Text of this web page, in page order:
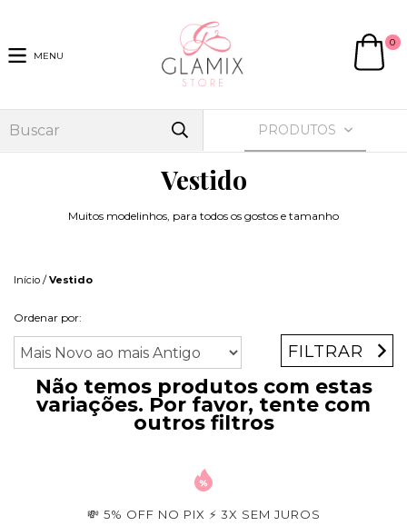
MENU
0
PRODUTOS
Vestido
Muitos modelinhos, para todos os gostos e tamanho
Início / Vestido
Ordenar por:
FILTRAR
Não temos produtos com estas
variações. Por favor, tente com
outros filtros
💸 5% OFF NO PIX ⚡ 3X SEM JUROS